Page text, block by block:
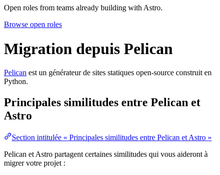
Open roles from teams already building with Astro.
Browse open roles
Migration depuis Pelican
Pelican est un générateur de sites statiques open-source construit en
Python.
Principales similitudes entre Pelican et
Astro
Section intitulée « Principales similitudes entre Pelican et Astro »
Pelican et Astro partagent certaines similitudes qui vous aideront à
migrer votre projet :